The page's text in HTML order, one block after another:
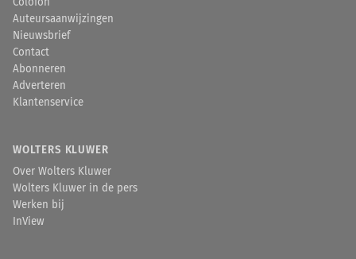
Auteursaanwijzingen
Nieuwsbrief
Contact
Abonneren
Adverteren
Klantenservice
WOLTERS KLUWER
Over Wolters Kluwer
Wolters Kluwer in de pers
Werken bij
InView